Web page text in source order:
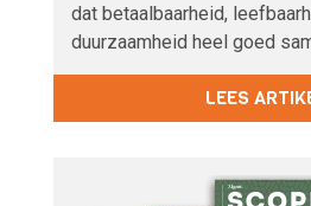
dat betaalbaarheid,
duurzaamheid heel goed
LEES